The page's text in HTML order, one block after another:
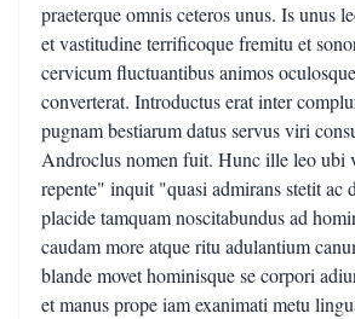
praeterque omnis ceteros unus. Is unus
et vastitudine terrificoque fremitu et
cervicum fluctuantibus animos
converterat. Introductus erat inter
pugnam bestiarum datus servus viri
Androclus nomen fuit. Hunc ille leo ubi
repente" inquit "quasi admirans stetit ac
placide tamquam noscitabundus ad
caudam more atque ritu adulantium
blande movet hominisque se corpori
et manus prope iam exanimati metu